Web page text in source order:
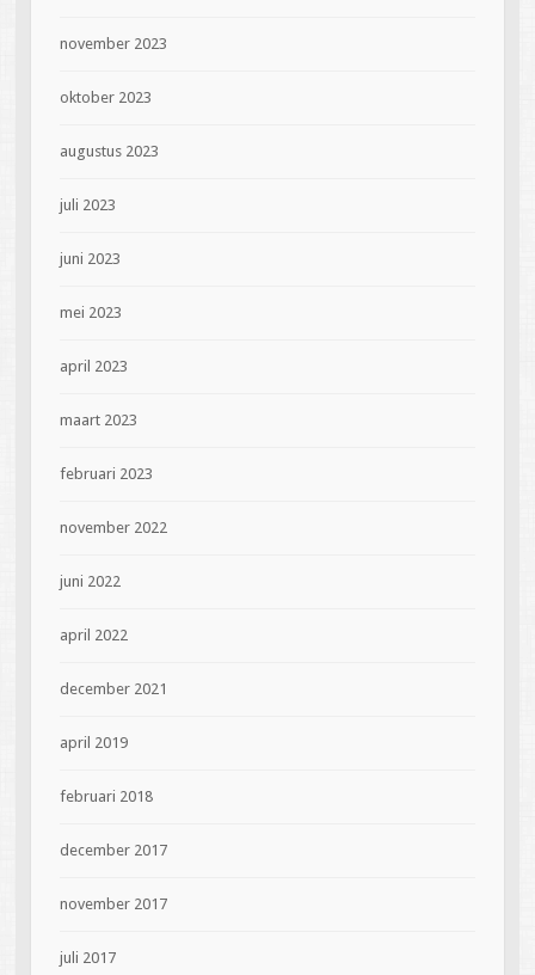
november 2023
oktober 2023
augustus 2023
juli 2023
juni 2023
mei 2023
april 2023
maart 2023
februari 2023
november 2022
juni 2022
april 2022
december 2021
april 2019
februari 2018
december 2017
november 2017
juli 2017